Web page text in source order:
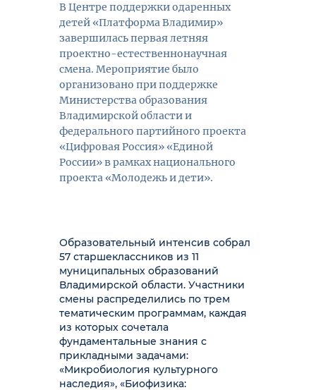
В Центре поддержки одаренных
детей «Платформа Владимир»
завершилась первая летняя
проектно-естественнонаучная
смена. Мероприятие было
организовано при поддержке
Министерства образования
Владимирской области и
федерального партийного проекта
«Цифровая Россия» «Единой
России» в рамках национального
проекта «Молодежь и дети».
Образовательный интенсив собрал
57 старшеклассников из 11
муниципальных образований
Владимирской области. Участники
смены распределились по трем
тематическим программам, каждая
из которых сочетала
фундаментальные знания с
прикладными задачами:
«Микробиология культурного
наследия», «Биофизика: